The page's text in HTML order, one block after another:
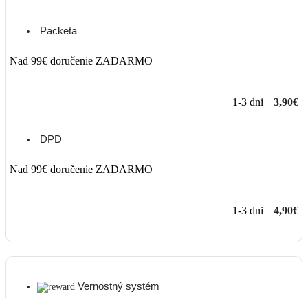
Packeta
Nad 99€ doručenie ZADARMO
1-3 dni 3,90€
DPD
Nad 99€ doručenie ZADARMO
1-3 dni 4,90€
Vernostný systém